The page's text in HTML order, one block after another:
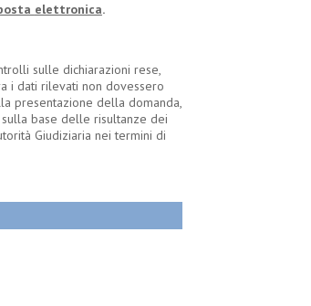
elettronica.
sulle dichiarazioni rese,
i dati rilevati non dovessero
presentazione della domanda,
base delle risultanze dei
Giudiziaria nei termini di